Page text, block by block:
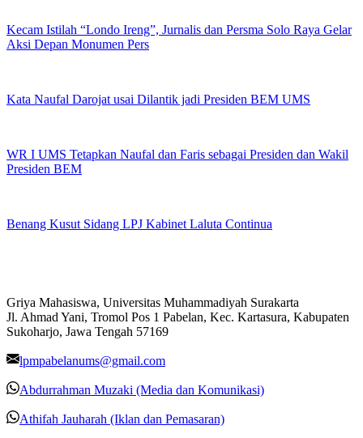
Kecam Istilah “Londo Ireng”, Jurnalis dan Persma Solo Raya Gelar
Aksi Depan Monumen Pers
Kata Naufal Darojat usai Dilantik jadi Presiden BEM UMS
WR I UMS Tetapkan Naufal dan Faris sebagai Presiden dan Wakil
Presiden BEM
Benang Kusut Sidang LPJ Kabinet Laluta Continua
Griya Mahasiswa, Universitas Muhammadiyah Surakarta
Jl. Ahmad Yani, Tromol Pos 1 Pabelan, Kec. Kartasura, Kabupaten
Sukoharjo, Jawa Tengah 57169
lpmpabelanums@gmail.com
Abdurrahman Muzaki (Media dan Komunikasi)
Athifah Jauharah (Iklan dan Pemasaran)